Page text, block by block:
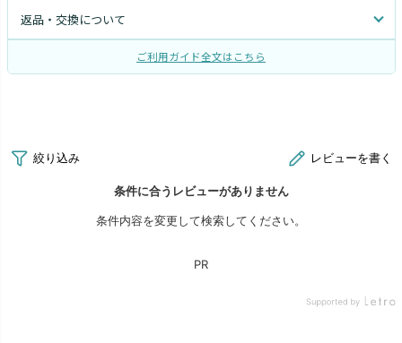
返品・交換について
ご利用ガイド全文はこちら